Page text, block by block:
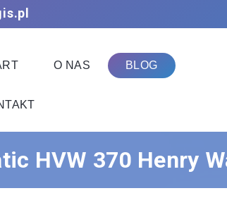
O NAS BLOG
HVW 370 Henry